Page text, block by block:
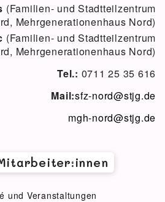
(Familien- und Stadtteilzentrum
Mehrgenerationenhaus Nord)
(Familien- und Stadtteilzentrum
Mehrgenerationenhaus Nord)
Tel.: 0711 25 35 616
Mail:sfz-nord@stjg.de
mgh-nord@stjg.de
und Veranstaltungen